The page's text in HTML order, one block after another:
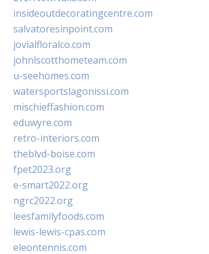
insideoutdecoratingcentre.com
salvatoresinpoint.com
jovialfloralco.com
johnlscotthometeam.com
u-seehomes.com
watersportslagonissi.com
mischieffashion.com
eduwyre.com
retro-interiors.com
theblvd-boise.com
fpet2023.org
e-smart2022.org
ngrc2022.org
leesfamilyfoods.com
lewis-lewis-cpas.com
eleontennis.com